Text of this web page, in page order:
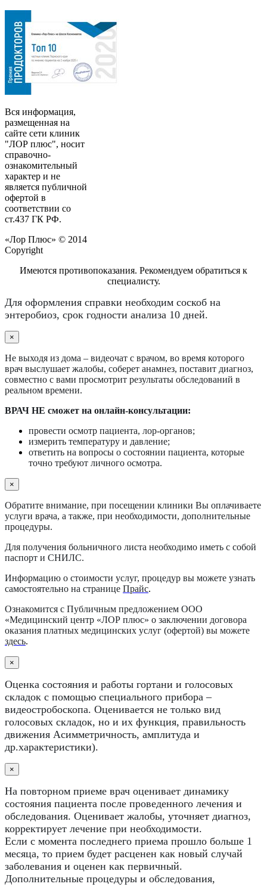
Вся информация,
размещенная на
сайте сети клиник
"ЛОР плюс", носит
справочно-
ознакомительный
характер и не
является публичной
офертой в
соответствии со
ст.437 ГК РФ.
«Лор Плюс» © 2014
Copyright
Имеются противопоказания. Рекомендуем обратиться к
специалисту.
Для оформления справки необходим соскоб на
энтеробиоз, срок годности анализа 10 дней.
×
Не выходя из дома – видеочат с врачом, во время которого
врач выслушает жалобы, соберет анамнез, поставит диагноз,
совместно с вами просмотрит результаты обследований в
реальном времени.
ВРАЧ НЕ сможет на онлайн-консультации:
провести осмотр пациента, лор-органов;
измерить температуру и давление;
ответить на вопросы о состоянии пациента, которые
точно требуют личного осмотра.
×
Обратите внимание, при посещении клиники Вы оплачиваете
услуги врача, а также, при необходимости, дополнительные
процедуры.
Для получения больничного листа необходимо иметь с собой
паспорт и СНИЛС.
Информацию о стоимости услуг, процедур вы можете узнать
самостоятельно на странице Прайс.
Ознакомится с Публичным предложением ООО
«Медицинский центр «ЛОР плюс» о заключении договора
оказания платных медицинских услуг (офертой) вы можете
здесь.
×
Оценка состояния и работы гортани и голосовых
складок с помощью специального прибора –
видеостробоскопа. Оценивается не только вид
голосовых складок, но и их функция, правильность
движения Асимметричность, амплитуда и
др.характеристики).
×
На повторном приеме врач оценивает динамику
состояния пациента после проведенного лечения и
обследования. Оценивает жалобы, уточняет диагноз,
корректирует лечение при необходимости.
Если с момента последнего приема прошло больше 1
месяца, то прием будет расценен как новый случай
заболевания и оценен как первичный.
Дополнительные процедуры и обследования,